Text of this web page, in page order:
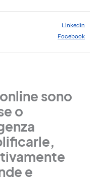
LinkedIn
Facebook
sono
o
e